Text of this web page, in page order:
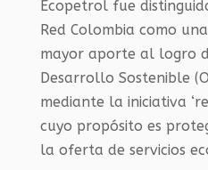
Ecopetrol fue
Red Colombia como
mayor aporte al logro
Desarrollo Sostenible
mediante la iniciativa
cuyo propósito es
la oferta de servicios